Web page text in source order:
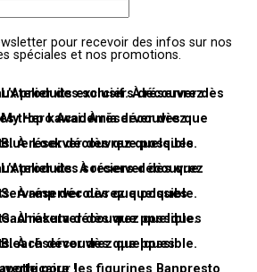
pour recevoir des infos sur nos
spéciales et nos promotions.